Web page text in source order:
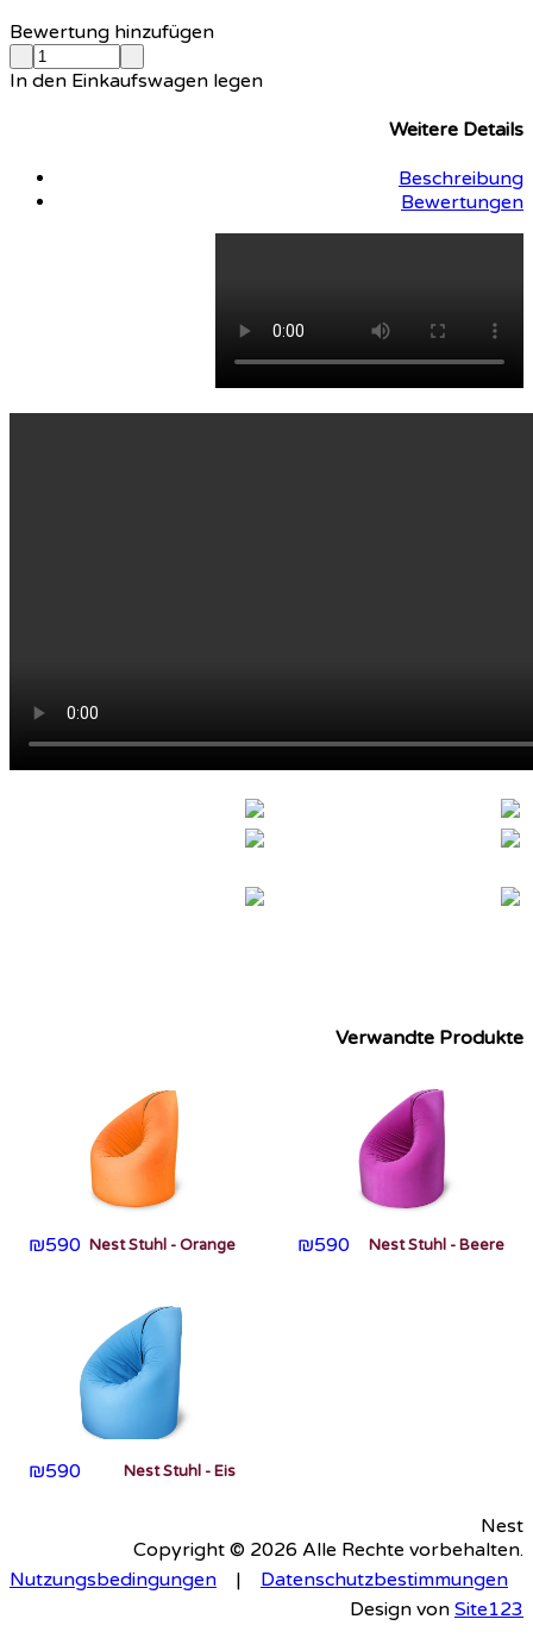
Bewertung hinzufügen
In den Einkaufswagen legen
Weitere Details
Beschreibung
Bewertungen
Verwandte Produkte
Nest Stuhl - Orange
₪590 Nest Stuhl - Beere
₪590
Nest Stuhl - Eis
₪590
Nest
Copyright © 2026 Alle Rechte vorbehalten.
Nutzungsbedingungen | Datenschutzbestimmungen
Design von Site123